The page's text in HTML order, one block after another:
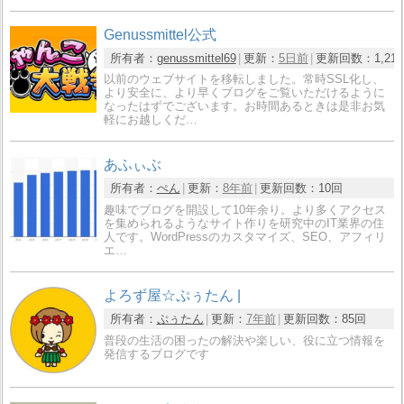
Genussmittel公式
所有者： genussmittel69 更新： 5日前 更新回数：
以前のウェブサイトを移転しました。常時SSL化し、
より安全に、より早くブログをご覧いただけるように
なったはずでございます。お時間あるときは是非お気
軽にお越しくだ…
あふぃぶ
所有者： ぺん 更新： 8年前 更新回数： 10回
趣味でブログを開設して10年余り。より多くアクセス
を集められるようなサイト作りを研究中のIT業界の住
人です。WordPressのカスタマイズ、SEO、アフィリ
エ…
よろず屋☆ぷぅたん |
所有者： ぷぅたん 更新： 7年前 更新回数： 85回
普段の生活の困ったの解決や楽しい、役に立つ情報を
発信するブログです